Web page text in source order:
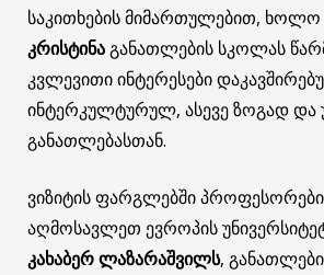
საკითხების მიმართულებით,
კრისტინაგანათლების სკოლას
კვლევითი ინტერესები
ინტერკულტურულ, ასევე ზოგად და
განათლებასთან.
ვიზიტის ფარგლებში პროფესორები
აღმოსავლეთ ევროპის
კახაბერ ლაზარაშვილს,